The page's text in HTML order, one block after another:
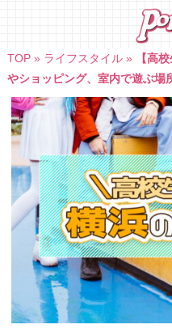
TOP» ライフスタイル»
【高
やショッピング、室内で遊ぶ場